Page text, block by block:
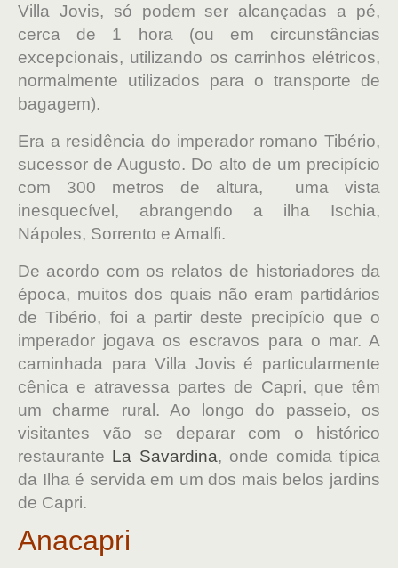
Villa Jovis, só podem ser alcançadas a pé,
cerca de 1 hora (ou em circunstâncias
excepcionais, utilizando os carrinhos elétricos,
normalmente utilizados para o transporte de
bagagem).
Era a residência do imperador romano Tibério,
sucessor de Augusto. Do alto de um precipício
com 300 metros de altura, uma vista
inesquecível, abrangendo a ilha Ischia,
Nápoles, Sorrento e Amalfi.
De acordo com os relatos de historiadores da
época, muitos dos quais não eram partidários
de Tibério, foi a partir deste precipício que o
imperador jogava os escravos para o mar. A
caminhada para Villa Jovis é particularmente
cênica e atravessa partes de Capri, que têm
um charme rural. Ao longo do passeio, os
visitantes vão se deparar com o histórico
restaurante La Savardina, onde comida típica
da Ilha é servida em um dos mais belos jardins
de Capri.
Anacapri